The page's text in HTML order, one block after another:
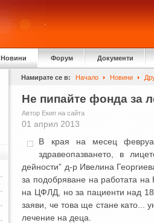
Новини Форум Документи
Намирате се в: Начало Новини
Не пипайте фонда за
Автор Екип на сайта
01 април 2013
В края на месец
здравеопазването, в
дейности” д-р Ивелина
за подобряване на работата
на ЦФЛД, но за пациенти над 18
заяви, че това ще стане като...
лечение на деца.